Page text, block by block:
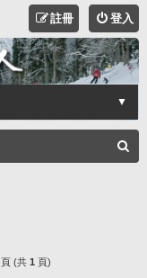
登入
註冊
▼
頁 (共 1 頁)